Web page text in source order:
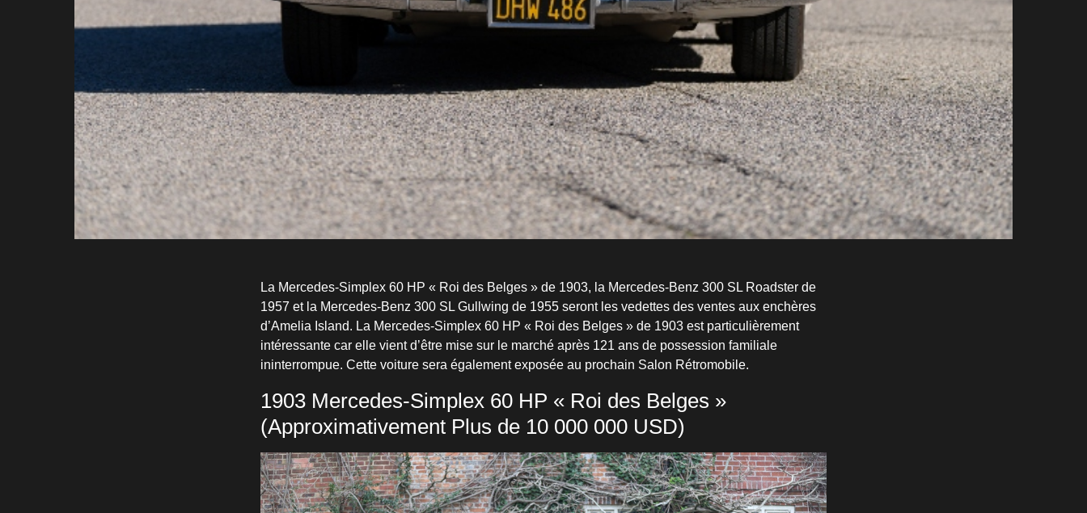
La Mercedes-Simplex 60 HP « Roi des Belges » de 1903, la Mercedes-Benz 300 SL Roadster de
1957 et la Mercedes-Benz 300 SL Gullwing de 1955 seront les vedettes des ventes aux enchères
d’Amelia Island. La Mercedes-Simplex 60 HP « Roi des Belges » de 1903 est particulièrement
intéressante car elle vient d’être mise sur le marché après 121 ans de possession familiale
ininterrompue. Cette voiture sera également exposée au prochain Salon Rétromobile.
1903 Mercedes-Simplex 60 HP « Roi des Belges »
(Approximativement Plus de 10 000 000 USD)